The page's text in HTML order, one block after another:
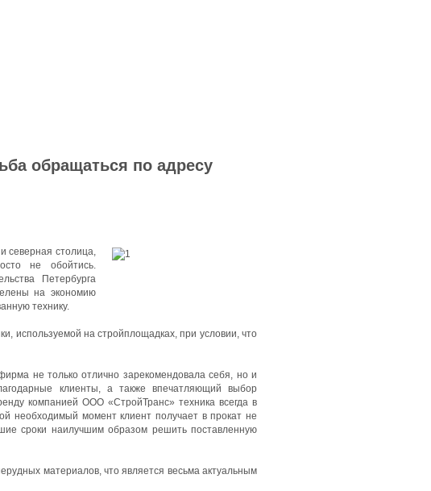
обращаться по адресу
северная столица,
не обойтись.
Петербурга
на экономию
технику.
используемой на стройплощадках, при условии, что
не только отлично зарекомендовала себя, но и
клиенты, а также впечатляющий выбор
компанией ООО «СтройТранс» техника всегда в
необходимый момент клиент получает в прокат не
сроки наилучшим образом решить поставленную
материалов, что является весьма актуальным